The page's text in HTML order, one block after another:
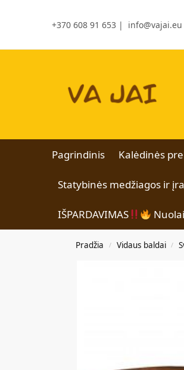
+370 608 91 653 | info@vajai.eu
Pagrindinis Kalėdinės
Statybinės medžiagos ir
IŠPARDAVIMAS
Pradžia / Vidaus baldai /